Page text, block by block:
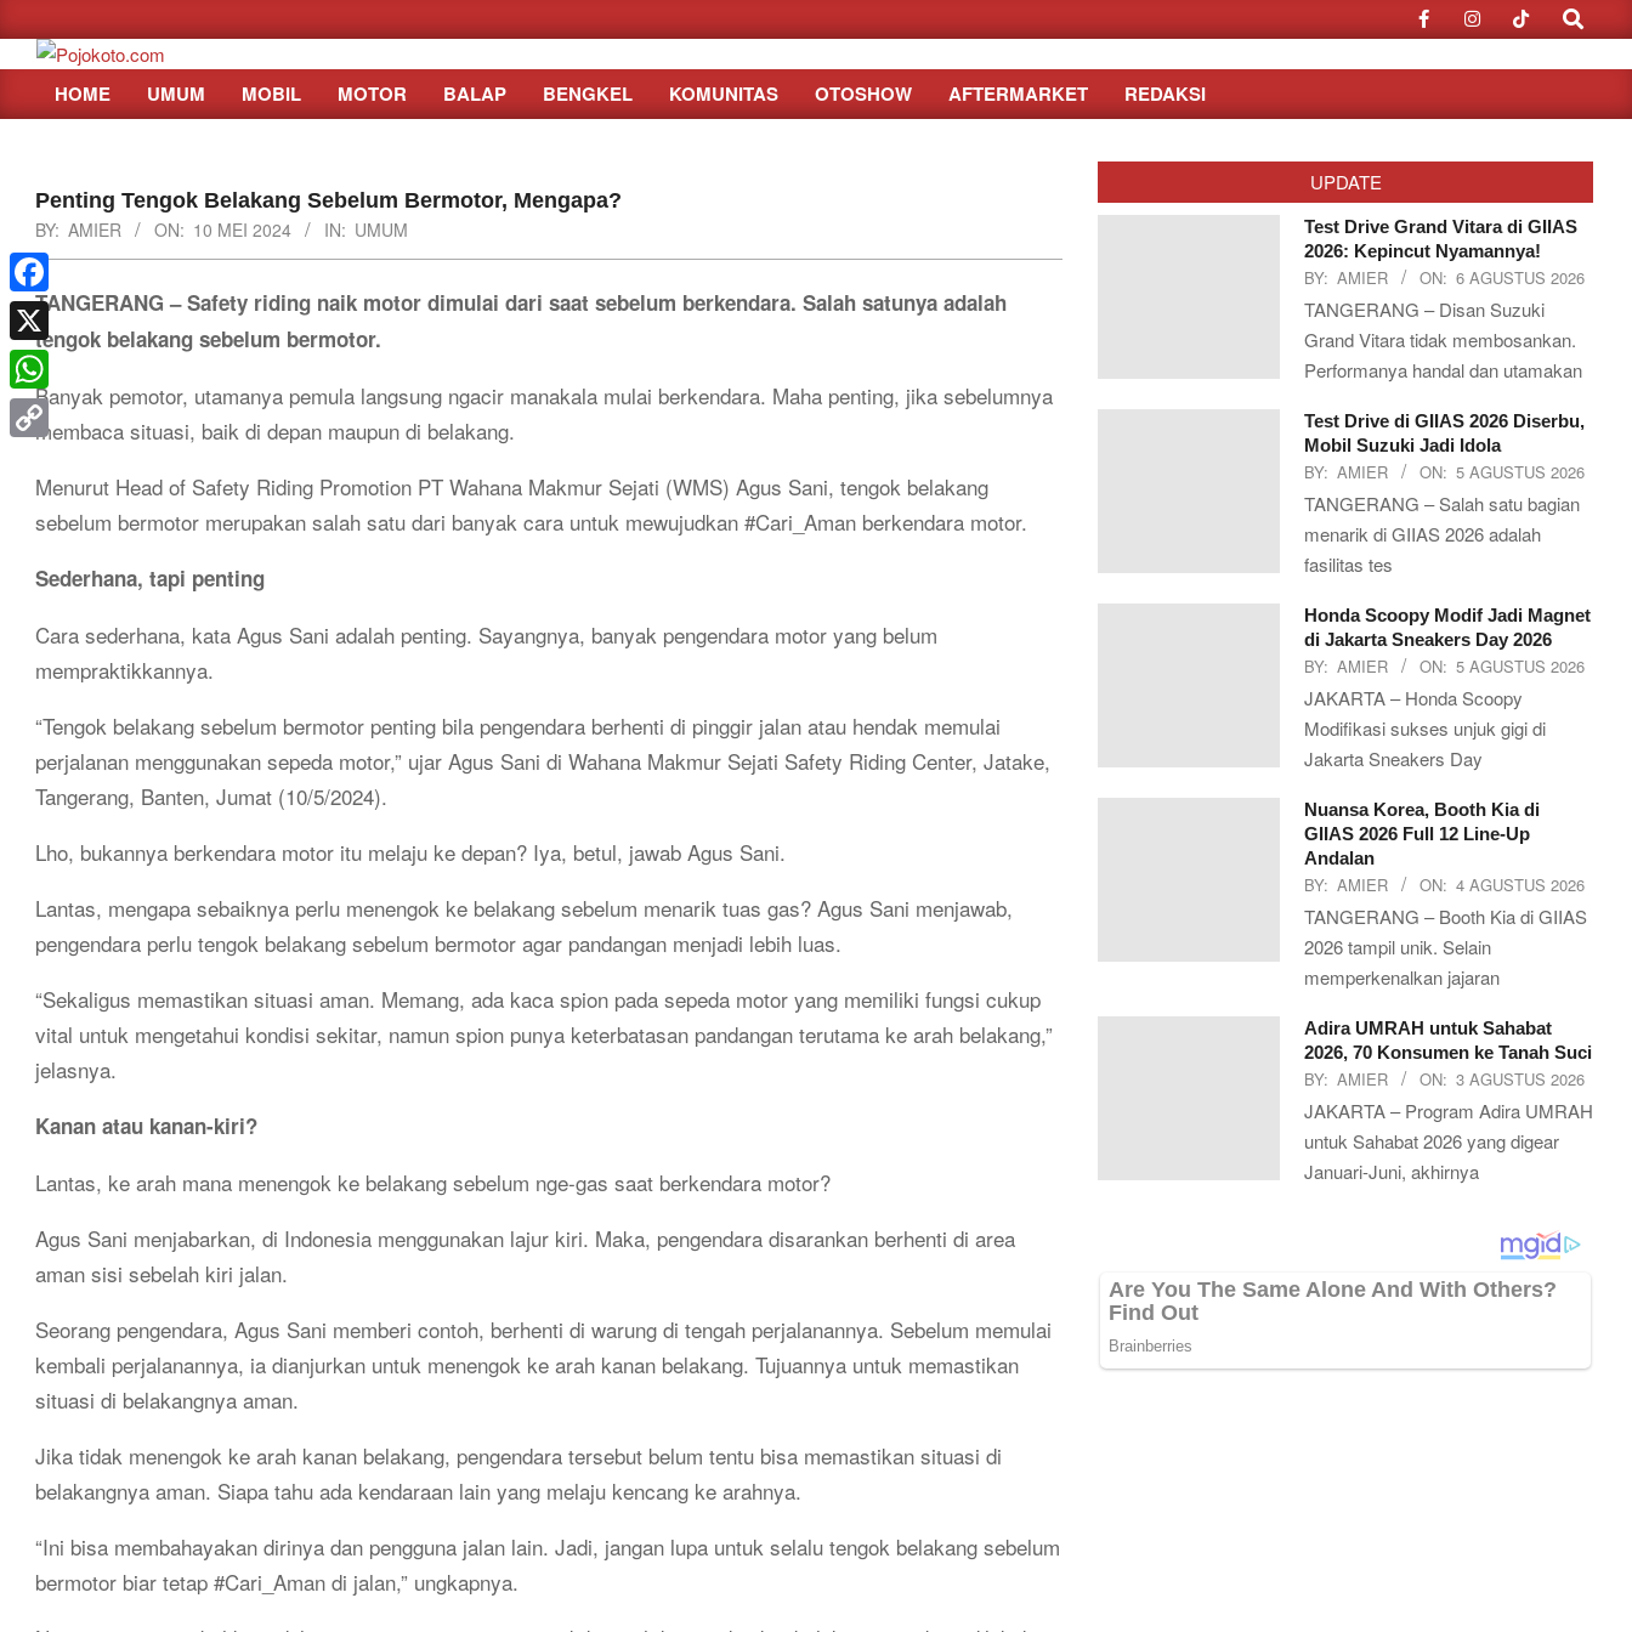
to
content
Search
Primary
HOME UMUM MOBIL MOTOR BALAP BENGKEL KOMUNITAS OTOSHOW AFTERMARKET REDAKSI
Penting Tengok Belakang Sebelum Bermotor, Mengapa?
BY: AMIER ON: 10 MEI 2024 IN: UMUM
TANGERANG – Safety riding naik motor dimulai dari saat sebelum berkendara. Salah satunya adalah
tengok belakang sebelum bermotor.
Banyak pemotor, utamanya pemula langsung ngacir manakala mulai berkendara. Maha penting, jika sebelumnya
membaca situasi, baik di depan maupun di belakang.
Menurut Head of Safety Riding Promotion PT Wahana Makmur Sejati (WMS) Agus Sani, tengok belakang
sebelum bermotor merupakan salah satu dari banyak cara untuk mewujudkan #Cari_Aman berkendara motor.
Sederhana, tapi penting
Cara sederhana, kata Agus Sani adalah penting. Sayangnya, banyak pengendara motor yang belum
mempraktikkannya.
“Tengok belakang sebelum bermotor penting bila pengendara berhenti di pinggir jalan atau hendak memulai
perjalanan menggunakan sepeda motor,” ujar Agus Sani di Wahana Makmur Sejati Safety Riding Center, Jatake,
Tangerang, Banten, Jumat (10/5/2024).
Lho, bukannya berkendara motor itu melaju ke depan? Iya, betul, jawab Agus Sani.
Lantas, mengapa sebaiknya perlu menengok ke belakang sebelum menarik tuas gas? Agus Sani menjawab,
pengendara perlu tengok belakang sebelum bermotor agar pandangan menjadi lebih luas.
“Sekaligus memastikan situasi aman. Memang, ada kaca spion pada sepeda motor yang memiliki fungsi cukup
vital untuk mengetahui kondisi sekitar, namun spion punya keterbatasan pandangan terutama ke arah belakang,”
jelasnya.
Kanan atau kanan-kiri?
Lantas, ke arah mana menengok ke belakang sebelum nge-gas saat berkendara motor?
Agus Sani menjabarkan, di Indonesia menggunakan lajur kiri. Maka, pengendara disarankan berhenti di area
aman sisi sebelah kiri jalan.
Seorang pengendara, Agus Sani memberi contoh, berhenti di warung di tengah perjalanannya. Sebelum memulai
kembali perjalanannya, ia dianjurkan untuk menengok ke arah kanan belakang. Tujuannya untuk memastikan
situasi di belakangnya aman.
Jika tidak menengok ke arah kanan belakang, pengendara tersebut belum tentu bisa memastikan situasi di
belakangnya aman. Siapa tahu ada kendaraan lain yang melaju kencang ke arahnya.
“Ini bisa membahayakan dirinya dan pengguna jalan lain. Jadi, jangan lupa untuk selalu tengok belakang sebelum
bermotor biar tetap #Cari_Aman di jalan,” ungkapnya.
UPDATE
Test Drive Grand Vitara di GIIAS
2026: Kepincut Nyamannya!
BY: AMIER ON: 6 AGUSTUS 2026
TANGERANG – Disan Suzuki
Grand Vitara tidak membosankan.
Performanya handal dan utamakan
Test Drive di GIIAS 2026 Diserbu,
Mobil Suzuki Jadi Idola
BY: AMIER ON: 5 AGUSTUS 2026
TANGERANG – Salah satu bagian
menarik di GIIAS 2026 adalah
fasilitas tes
Honda Scoopy Modif Jadi Magnet
di Jakarta Sneakers Day 2026
BY: AMIER ON: 5 AGUSTUS 2026
JAKARTA – Honda Scoopy
Modifikasi sukses unjuk gigi di
Jakarta Sneakers Day
Nuansa Korea, Booth Kia di
GIIAS 2026 Full 12 Line-Up
Andalan
BY: AMIER ON: 4 AGUSTUS 2026
TANGERANG – Booth Kia di GIIAS
2026 tampil unik. Selain
memperkenalkan jajaran
Adira UMRAH untuk Sahabat
2026, 70 Konsumen ke Tanah Suci
BY: AMIER ON: 3 AGUSTUS 2026
JAKARTA – Program Adira UMRAH
untuk Sahabat 2026 yang digear
Januari-Juni, akhirnya
Facebook
X
WhatsApp
Link